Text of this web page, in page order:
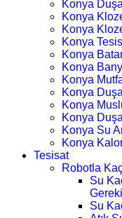
Konya
Konya
Konya
Konya
Konya
Konya
Konya
Konya
Konya
Konya
Konya Su
Konya
Tesisat
Robotla
Su
Su